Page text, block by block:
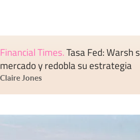
Financial Times.Tasa Fed: Warsh
mercado y redobla su estrategia
Claire Jones